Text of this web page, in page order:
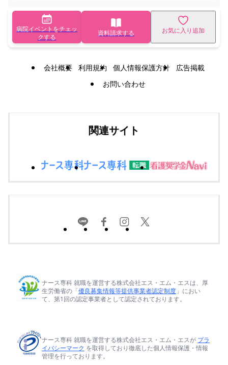
病院イベントをチェッ
クする
資料請求する お気に入り追加
会社概要 利用規約 個人情報保護方針
広告掲載
お問い合わせ
関連サイト
ナース専科 就職を運営する株式会社エス・エム・エスは、厚
生労働省の「優良募集情報等提供事業者認定制度 」におい
て、第1回の認定事業者として認定されております。
ナース専科 就職を運営する株式会社エス・エム・エスが プラ
イバシーマーク を取得しており徹底した個人情報保護・情報
管理を行っております。